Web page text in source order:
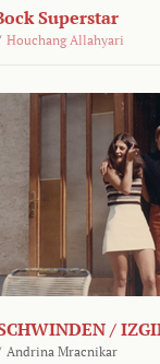
Superstar
Houchang Allahyari
/
Andrina Mracnikar